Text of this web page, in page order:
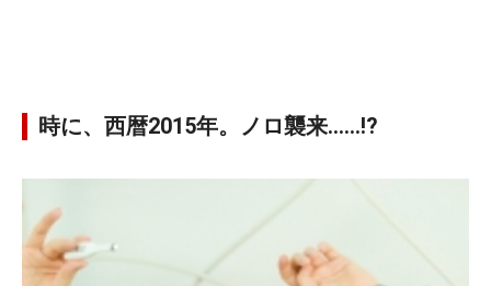
時に、西暦2015年。ノロ襲来……!?